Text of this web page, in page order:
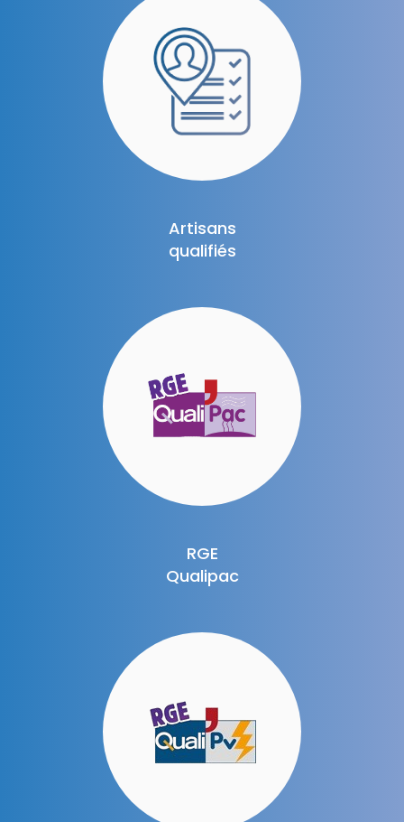
Artisans
qualifiés
RGE
Qualipac